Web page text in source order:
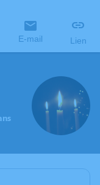
E-mail Lien